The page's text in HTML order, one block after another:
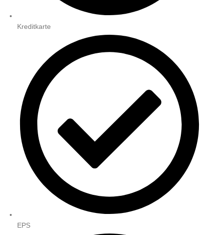
Kreditkarte
EPS